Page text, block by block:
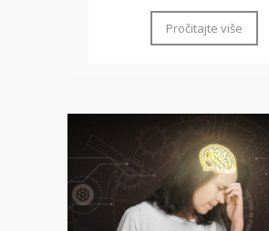
Pročitajte više